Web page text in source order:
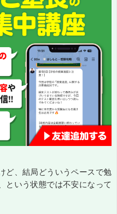
ど、結局どういうペースで勉
という状態では不安になって